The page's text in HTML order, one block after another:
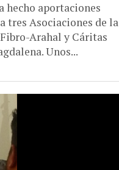
hecho aportaciones
tres Asociaciones de la
Arahal y Cáritas
Unos...